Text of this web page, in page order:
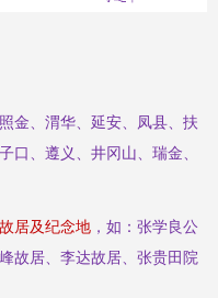
金、渭华、延安、凤县、扶
口、遵义、井冈山、瑞金、
居及纪念地 ，如：张学良公
故居、李达故居、张贵田院